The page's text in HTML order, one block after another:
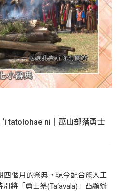
‘i tatolohae ni｜萬山部落勇士
四個月的祭典，現今配合族人工
將「勇士祭(Ta‘avala)」凸顯辦